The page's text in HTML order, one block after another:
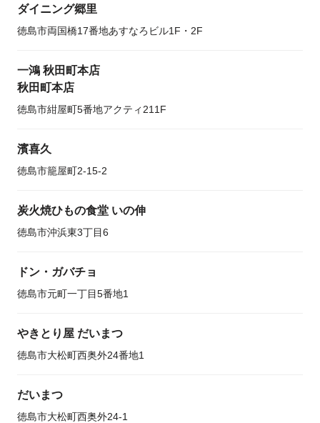
ダイニング郷里
徳島市両国橋17番地あすなろビル1F・2F
一鴻 秋田町本店
秋田町本店
徳島市紺屋町5番地アクティ211F
濱喜久
徳島市籠屋町2-15-2
炭火焼ひもの食堂 いの伸
徳島市沖浜東3丁目6
ドン・ガバチョ
徳島市元町一丁目5番地1
やきとり屋 だいまつ
徳島市大松町西奥外24番地1
だいまつ
徳島市大松町西奥外24-1